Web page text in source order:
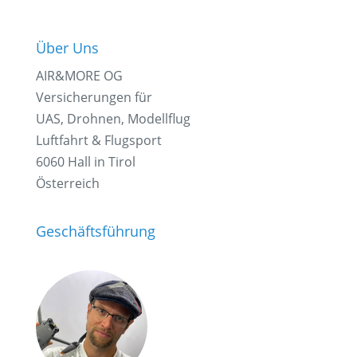
Über Uns
AIR&MORE OG
Versicherungen für
UAS, Drohnen, Modellflug
Luftfahrt & Flugsport
6060 Hall in Tirol
Österreich
Geschäftsführung